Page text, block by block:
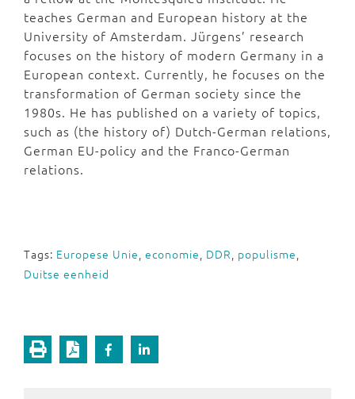
teaches German and European history at the
University of Amsterdam. Jürgens’ research
focuses on the history of modern Germany in a
European context. Currently, he focuses on the
transformation of German society since the
1980s. He has published on a variety of topics,
such as (the history of) Dutch-German relations,
German EU-policy and the Franco-German
relations.
Tags: Europese Unie economie DDR populisme
Duitse eenheid